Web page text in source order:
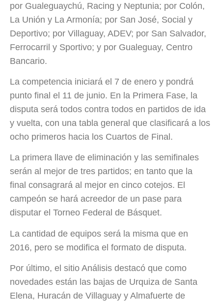
por Gualeguaychú, Racing y Neptunia; por Colón,
La Unión y La Armonía; por San José, Social y
Deportivo; por Villaguay, ADEV; por San Salvador,
Ferrocarril y Sportivo; y por Gualeguay, Centro
Bancario.
La competencia iniciará el 7 de enero y pondrá
punto final el 11 de junio. En la Primera Fase, la
disputa será todos contra todos en partidos de ida
y vuelta, con una tabla general que clasificará a los
ocho primeros hacia los Cuartos de Final.
La primera llave de eliminación y las semifinales
serán al mejor de tres partidos; en tanto que la
final consagrará al mejor en cinco cotejos. El
campeón se hará acreedor de un pase para
disputar el Torneo Federal de Básquet.
La cantidad de equipos será la misma que en
2016, pero se modifica el formato de disputa.
Por último, el sitio Análisis destacó que como
novedades están las bajas de Urquiza de Santa
Elena, Huracán de Villaguay y Almafuerte de